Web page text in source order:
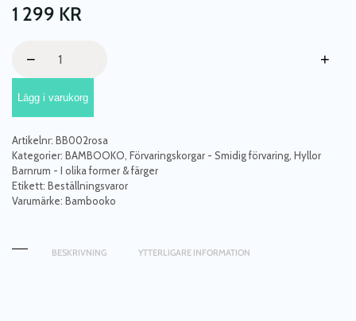
1 299 KR
rosa
mängd
− +
Lägg i varukorg
Artikelnr: BB002rosa
Kategorier: BAMBOOKO Förvaringskorgar - Smidig förvaring Hyllor
Barnrum - I olika former & färger
Etikett: Beställningsvaror
Varumärke: Bambooko
BESKRIVNING YTTERLIGARE INFORMATION